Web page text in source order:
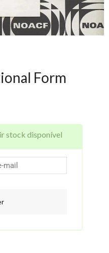
Form
stock disponível